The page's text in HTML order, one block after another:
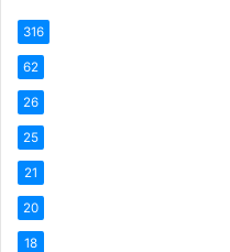
316
62
26
25
21
20
18